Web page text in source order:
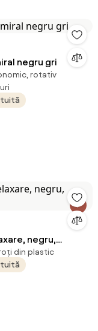
negru gri
rotativ
negru,
din plastic